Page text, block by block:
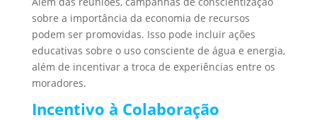
sobre a importância da economia de recursos
podem ser promovidas. Isso pode incluir ações
educativas sobre o uso consciente de água e energia,
além de incentivar a troca de experiências entre os
moradores.
Incentivo à Colaboração